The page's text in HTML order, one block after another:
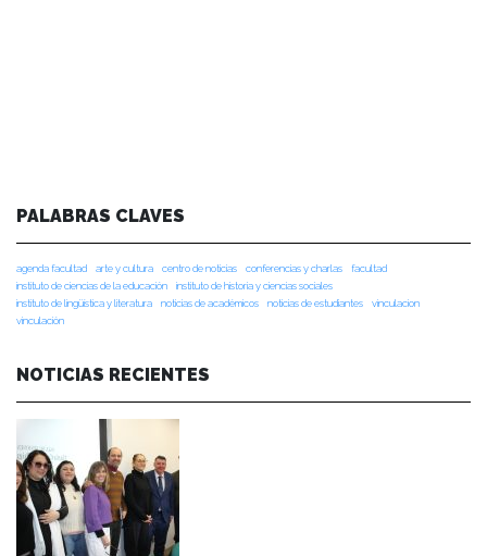
PALABRAS CLAVES
agenda facultad arte y cultura centro de noticias conferencias y charlas
facultad
instituto de ciencias de la educación
instituto de historia y ciencias sociales
instituto de lingüística y literatura
noticias de académicos noticias de estudiantes
vinculacion
vinculación
NOTICIAS RECIENTES